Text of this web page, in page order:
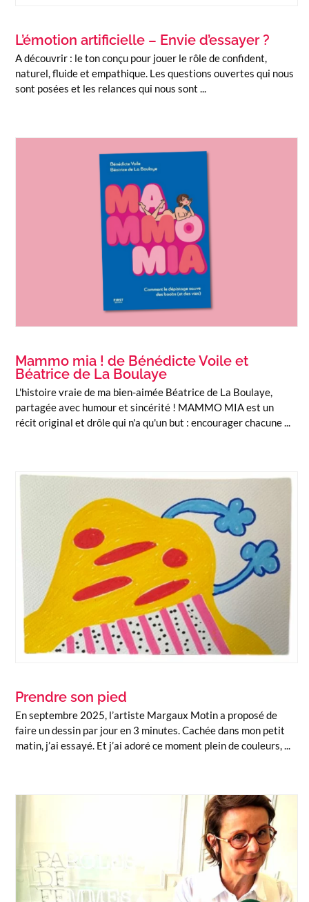
L’émotion artificielle – Envie d’essayer ?
A découvrir : le ton conçu pour jouer le rôle de confident,
naturel, fluide et empathique. Les questions ouvertes qui nous
sont posées et les relances qui nous sont ...
Mammo mia ! de Bénédicte Voile et
Béatrice de La Boulaye
L'histoire vraie de ma bien-aimée Béatrice de La Boulaye,
partagée avec humour et sincérité ! MAMMO MIA est un
récit original et drôle qui n'a qu'un but : encourager chacune ...
Prendre son pied
En septembre 2025, l’artiste Margaux Motin a proposé de
faire un dessin par jour en 3 minutes. Cachée dans mon petit
matin, j’ai essayé. Et j’ai adoré ce moment plein de couleurs, ...